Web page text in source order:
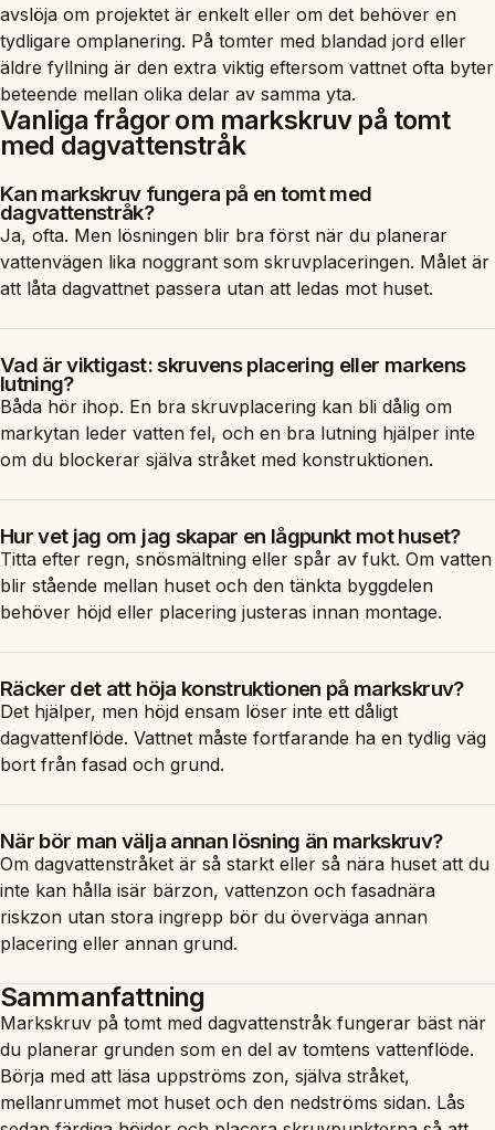
avslöja om projektet är enkelt eller om det behöver en
tydligare omplanering. På tomter med blandad jord eller
äldre fyllning är den extra viktig eftersom vattnet ofta byter
beteende mellan olika delar av samma yta.
Vanliga frågor om markskruv på tomt
med dagvattenstråk
Kan markskruv fungera på en tomt med
dagvattenstråk?
Ja, ofta. Men lösningen blir bra först när du planerar
vattenvägen lika noggrant som skruvplaceringen. Målet är
att låta dagvattnet passera utan att ledas mot huset.
Vad är viktigast: skruvens placering eller markens
lutning?
Båda hör ihop. En bra skruvplacering kan bli dålig om
markytan leder vatten fel, och en bra lutning hjälper inte
om du blockerar själva stråket med konstruktionen.
Hur vet jag om jag skapar en lågpunkt mot huset?
Titta efter regn, snösmältning eller spår av fukt. Om vatten
blir stående mellan huset och den tänkta byggdelen
behöver höjd eller placering justeras innan montage.
Räcker det att höja konstruktionen på markskruv?
Det hjälper, men höjd ensam löser inte ett dåligt
dagvattenflöde. Vattnet måste fortfarande ha en tydlig väg
bort från fasad och grund.
När bör man välja annan lösning än markskruv?
Om dagvattenstråket är så starkt eller så nära huset att du
inte kan hålla isär bärzon, vattenzon och fasadnära
riskzon utan stora ingrepp bör du överväga annan
placering eller annan grund.
Sammanfattning
Markskruv på tomt med dagvattenstråk fungerar bäst när
du planerar grunden som en del av tomtens vattenflöde.
Börja med att läsa uppströms zon, själva stråket,
mellanrummet mot huset och den nedströms sidan. Lås